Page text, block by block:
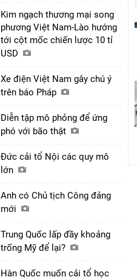
Kim ngạch thương mại song
phương Việt Nam-Lào hướng
tới cột mốc chiến lược 10 tỉ
USD
Xe điện Việt Nam gây chú ý
trên báo Pháp
Diễn tập mô phỏng để ứng
phó với bão thật
Đức cải tổ Nội các quy mô
lớn
Anh có Chủ tịch Công đảng
mới
Trung Quốc lấp đầy khoảng
trống Mỹ để lại?
Hàn Quốc muốn cải tổ học